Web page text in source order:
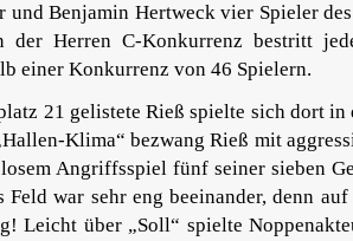
und Benjamin Hertweck vier Spieler
der Herren C-Konkurrenz bestritt
einer Konkurrenz von 46 Spielern.
21 gelistete Rieß spielte sich dort in
Klima“ bezwang Rieß mit
Angriffsspiel fünf seiner sieben
Feld war sehr eng beeinander, denn
Leicht über „Soll“ spielte